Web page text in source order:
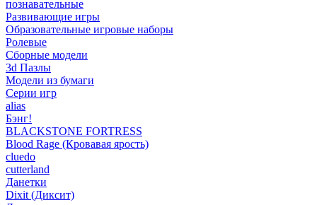
познавательные
Развивающие игры
Образовательные игровые наборы
Ролевые
Сборные модели
3d Пазлы
Модели из бумаги
Серии игр
alias
Бэнг!
BLACKSTONE FORTRESS
Blood Rage (Кровавая ярость)
cluedo
cutterland
Данетки
Dixit (Диксит)